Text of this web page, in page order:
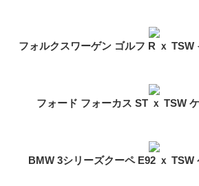
フォルクスワーゲン ゴルフ R ｘ
フォード フォーカス ST ｘ TSW
BMW 3シリーズクーペ E92 ｘ